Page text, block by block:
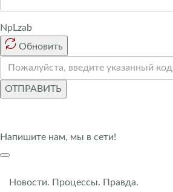
NpLzab
Обновить
ОТПРАВИТЬ
Напишите нам, мы в сети!
Новости. Процессы. Правда.